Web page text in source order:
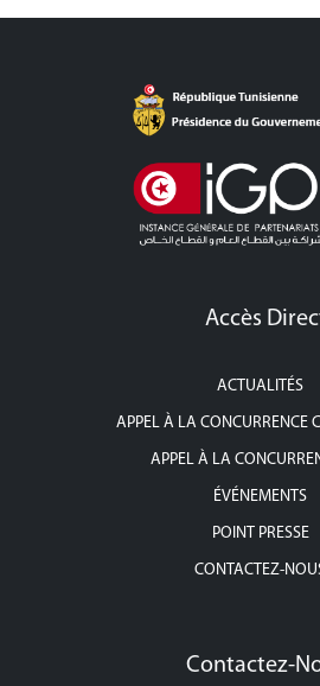
Accès
ACTUALITÉS
APPEL À LA CONCURRENCE
APPEL À LA
ÉVÉNEMENTS
POINT PRESSE
CONTACTEZ-
Contactez-